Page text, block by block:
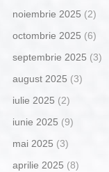
noiembrie 2025 (2)
octombrie 2025 (6)
septembrie 2025 (3)
august 2025 (3)
iulie 2025 (2)
iunie 2025 (9)
mai 2025 (3)
aprilie 2025 (8)